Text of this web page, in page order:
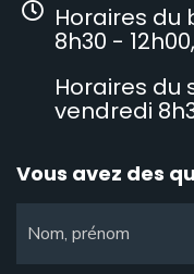
Horaires du
8h30 -
Horaires du
vendredi
Vous avez des
Nom, prénom